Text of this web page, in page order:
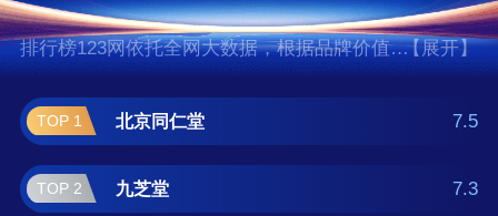
排行榜123网依托全网大数据，根据品牌价值、
口碑评价等多项指数评选出了滋补膏十大品牌
排行榜,前十名分别是北京同仁堂、九芝堂、宜
露、位元堂、寿全斋、胡庆余堂、南京同仁
堂、白云山、方回春堂、潘高寿。如果您正在
查找滋补膏什么牌子好？那么本滋补膏十大品
【展开】
TOP 1 北京同仁堂 7.5
TOP 2 九芝堂 7.3